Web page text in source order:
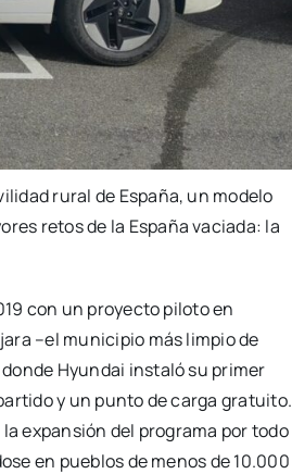
rural de España, un modelo
retos de la España vaciada: la
con un proyecto piloto en
–el municipio más limpio de
donde Hyundai instaló su primer
y un punto de carga gratuito.
expansión del programa por todo
en pueblos de menos de 10.000